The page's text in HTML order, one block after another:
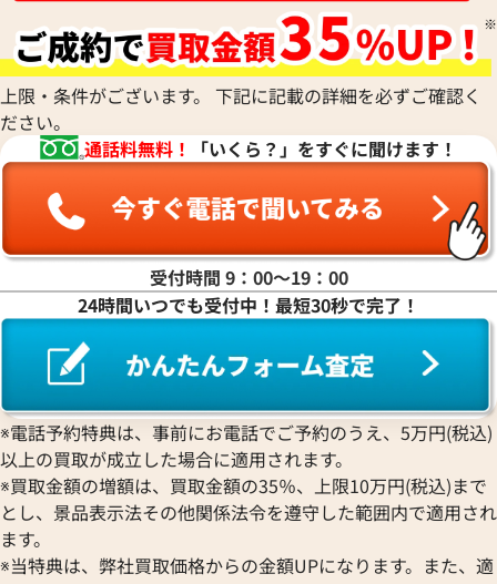
上限・条件がございます。 下記に記載の詳細を必ずご確認く
ださい。
通話料無料！
「いくら？」をすぐに聞けます！
受付時間 9：00〜19：00
24時間いつでも受付中！最短30秒で完了！
※電話予約特典は、事前にお電話でご予約のうえ、5万円(税込)
以上の買取が成立した場合に適用されます。
※買取金額の増額は、買取金額の35％、上限10万円(税込)まで
とし、景品表示法その他関係法令を遵守した範囲内で適用され
ます。
※当特典は、弊社買取価格からの金額UPになります。また、適